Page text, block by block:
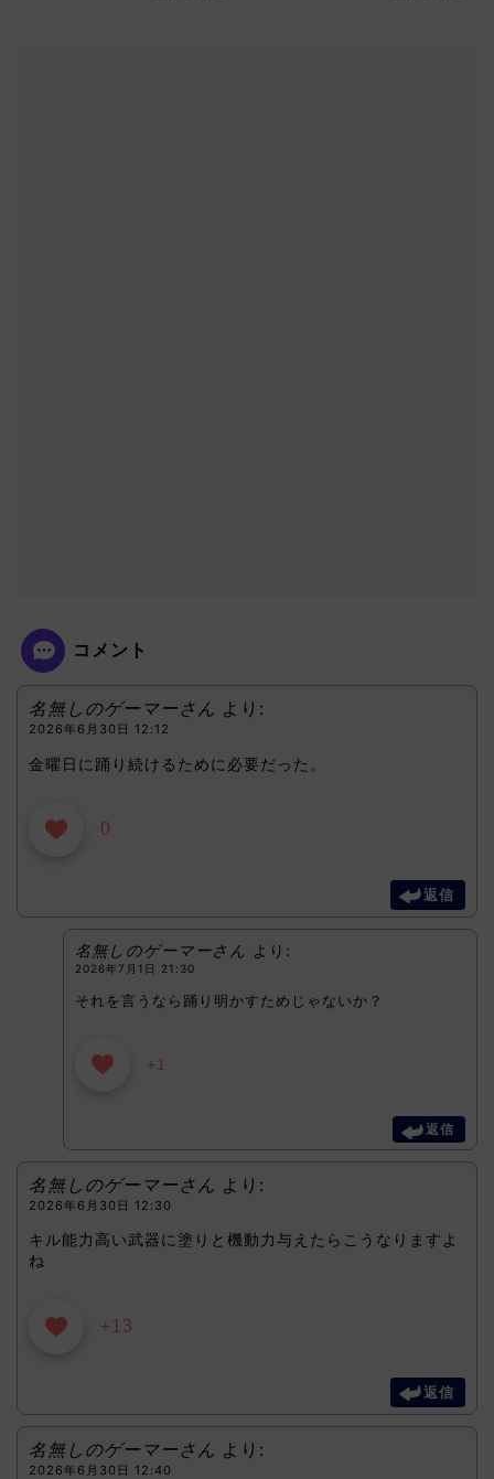
コメント
名無しのゲーマーさん より:
2026年6月30日 12:12
金曜日に踊り続けるために必要だった。
0
返信
名無しのゲーマーさん より:
2026年7月1日 21:30
それを言うなら踊り明かすためじゃないか？
+1
返信
名無しのゲーマーさん より:
2026年6月30日 12:30
キル能力高い武器に塗りと機動力与えたらこうなりますよ
ね
+13
返信
名無しのゲーマーさん より:
2026年6月30日 12:40